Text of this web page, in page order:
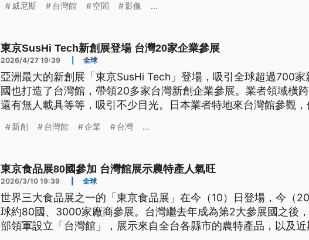
威尼斯 台灣館 空間 影像 ...
東京SusHi Tech新創展登場 台灣20家企業參展
2026/4/27 19:39 全球
亞洲最大的新創展「東京SusHi Tech」登場，吸引全球超過700
國也打造了台灣館，帶領20多家台灣新創企業參展。業者領域橫
還有無人載具等等，吸引不少目光。日本業者特地來台灣館參觀
新創 台灣館 企業 台灣 ...
東京食品展80國參加 台灣館展示農特產人氣旺
2026/3/10 19:39 全球
世界三大食品展之一的「東京食品展」在今（10）日登場，今（
球約80國、3000家廠商參展。台灣繼去年成為第2大參展國之後
部領軍設立「台灣館」，展示來自全台各縣市的農特產品，以及近